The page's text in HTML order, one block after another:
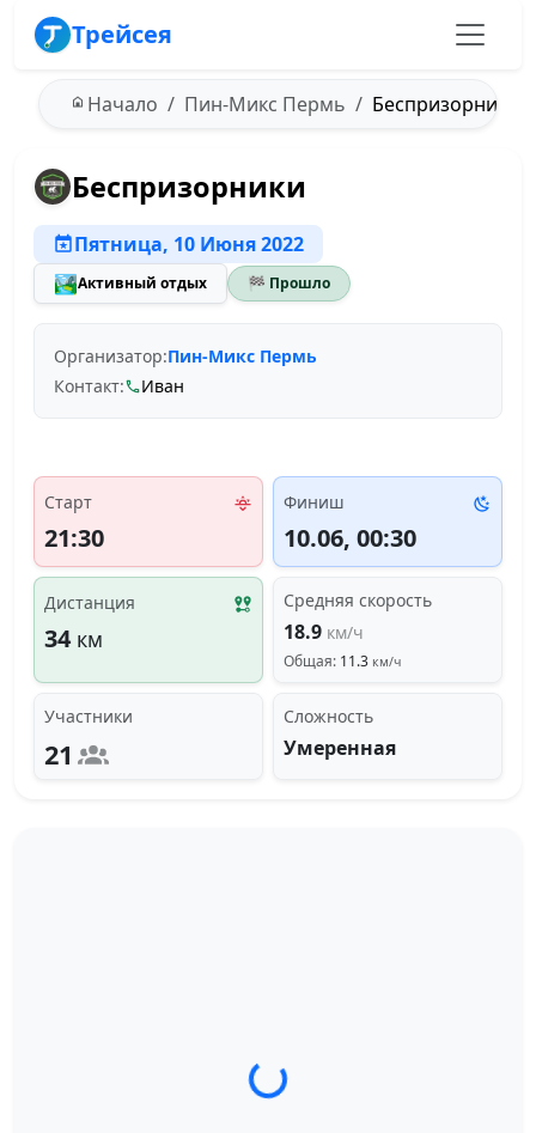
Трейсея
Начало Пин-Микс Пермь Беспризорники -
Беспризорники
Пятница, 10 Июня 2022
🏞️Активный отдых 🏁 Прошло
Организатор:Пин-Микс Пермь
Контакт:
Иван
Старт
21:30
Финиш
10.06, 00:30
Дистанция
34 км
Средняя скорость
18.9 км/ч
Общая: 11.3 км/ч
Участники
21
Сложность
Умеренная
Загрузка трека...